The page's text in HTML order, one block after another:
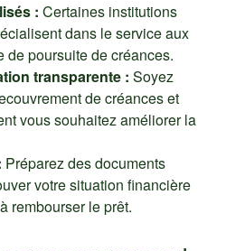
: Certaines institutions
dans le service aux
de poursuite de créances.
transparente : Soyez
de créances et
vous souhaitez améliorer la
Préparez des documents
votre situation financière
rembourser le prêt.